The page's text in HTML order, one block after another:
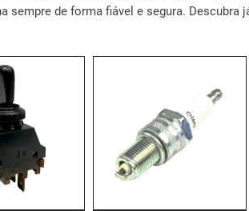
sempre de forma fiável e segura.